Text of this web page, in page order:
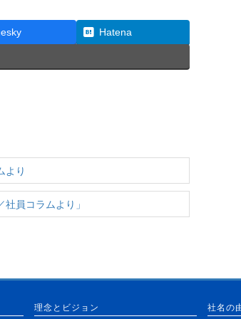
Hatena
より
員コラムより」
理念とビジョン 社名の